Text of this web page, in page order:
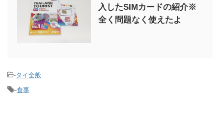
入したSIMカードの紹介※
全く問題なく使えたよ
-タイ全般
-食事